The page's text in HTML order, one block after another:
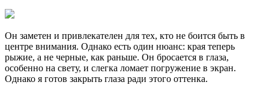
Он заметен и привлекателен для тех, кто не боится быть в
центре внимания. Однако есть один нюанс: края теперь
рыжие, а не черные, как раньше. Он бросается в глаза,
особенно на свету, и слегка ломает погружение в экран.
Однако я готов закрыть глаза ради этого оттенка.